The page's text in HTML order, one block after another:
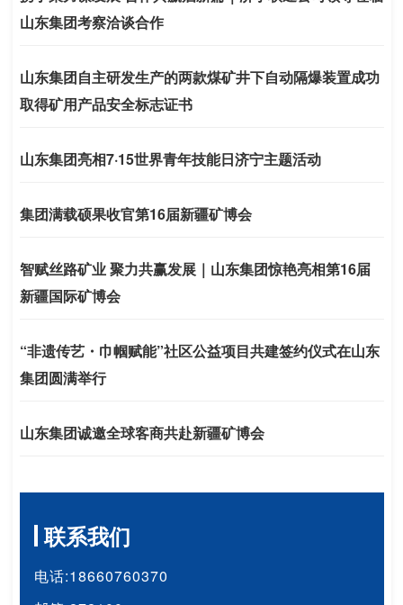
山东集团考察洽谈合作
山东集团自主研发生产的两款煤矿井下自动隔爆装置成功
取得矿用产品安全标志证书
山东集团亮相7·15世界青年技能日济宁主题活动
集团满载硕果收官第16届新疆矿博会
智赋丝路矿业 聚力共赢发展｜山东集团惊艳亮相第16届
新疆国际矿博会
“非遗传艺・巾帼赋能”社区公益项目共建签约仪式在山东
集团圆满举行
山东集团诚邀全球客商共赴新疆矿博会
联系我们
电话:18660760370